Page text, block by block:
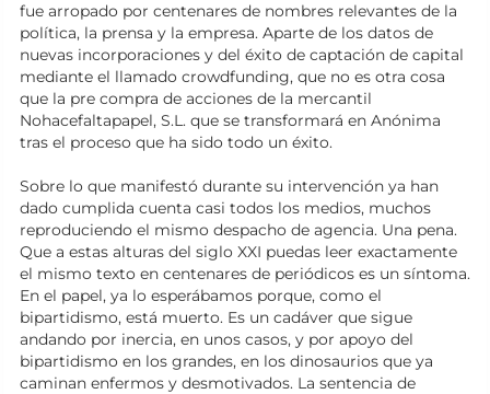
fue arropado por centenares de nombres relevantes de la
política, la prensa y la empresa. Aparte de los datos de
nuevas incorporaciones y del éxito de captación de capital
mediante el llamado crowdfunding, que no es otra cosa
que la pre compra de acciones de la mercantil
Nohacefaltapapel, S.L. que se transformará en Anónima
tras el proceso que ha sido todo un éxito.
Sobre lo que manifestó durante su intervención ya han
dado cumplida cuenta casi todos los medios, muchos
reproduciendo el mismo despacho de agencia. Una pena.
Que a estas alturas del siglo XXI puedas leer exactamente
el mismo texto en centenares de periódicos es un síntoma.
En el papel, ya lo esperábamos porque, como el
bipartidismo, está muerto. Es un cadáver que sigue
andando por inercia, en unos casos, y por apoyo del
bipartidismo en los grandes, en los dinosaurios que ya
caminan enfermos y desmotivados. La sentencia de